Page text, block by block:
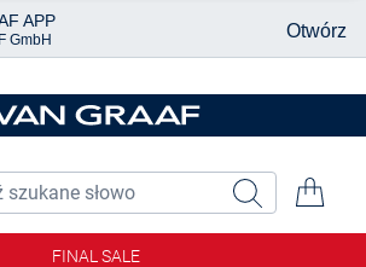
FINAL SALE
APP
GmbH Otwórz